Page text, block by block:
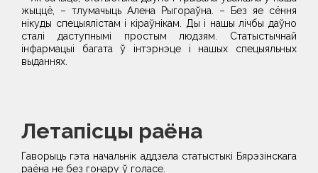
жыццё, – тлумачыць Алена Рыгораўна. – Без яе сёння
нікуды спецыялістам і кіраўнікам. Ды і нашы лічбы даўно
сталі даступнымі простым людзям. Статыстычнай
інфармацыі багата ў інтэрнэце і нашых спецыяльных
выданнях.
Летапісцы раёна
Гаворыць гэта начальнік аддзела статыстыкі Бярэзінскага
раёна не без гонару ў голасе.